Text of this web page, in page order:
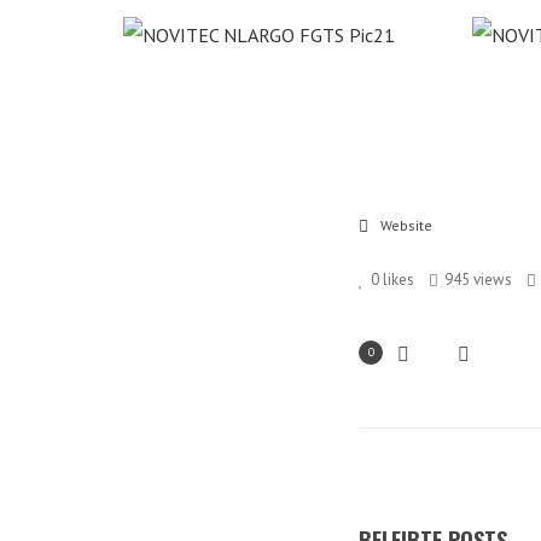
Website
0 likes 945 views
0